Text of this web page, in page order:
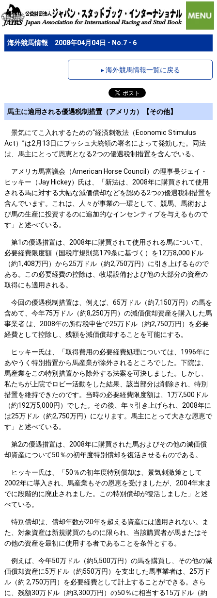
海外競馬情報 2008年04月04日 - No.7 - 6
▸ 海外競馬情報一覧に戻る
馬主に適用される優遇税制措置（アメリカ）【その他】
景気にてこ入れするための“経済刺激法（Economic Stimulus
Act）”は2月13日にブッシュ大統領の署名によって発効した。同法
は、馬主にとって恩恵となる2つの優遇税制措置を含んでいる。
アメリカ馬審議会（American Horse Council）の理事長ジェイ・
ヒッキー（Jay Hickey）氏は、「新法は、2008年に購買されて使用
される馬に対する大幅な減価償却などを認める2つの優遇税制措置を
含んでいます。これは、人々が事業の一環として、競馬、馬術およ
び馬の生産に投資するのに追加的なインセンティブを与えるもので
す」と述べている。
第1の優遇措置は、2008年に購買されて使用される馬について、
必要経費限度額（国税庁規則第179条に基づく）を12万8,000ドル
（約1,408万円）から25万ドル（約2,750万円）に引き上げるもので
ある。この必要経費の控除は、牧場設備および他の大部分の資産の
取得にも適用される。
今回の優遇税制措置は、例えば、65万ドル（約7,150万円）の馬を
含めて、今年75万ドル（約8,250万円）の減価償却資産を購入した馬
事業者 は、2008年の所得税申告で25万ドル（約2,750万円）を必要
経費として控除し、残額を減価償却することを可能にする。
ヒッキー氏は、「取得費用の必要経費処理については、1996年に
あやうく特別措置から馬産業が除外されるところでした。下院は、
馬産業をこの特別措置から除外する法案を可決しました。しかし、
私たちが上院でロビー活動をした結果、該当部分は削除され、特別
措置を維持できたのです。当時の必要経費限度額は、1万7,500ドル
（約192万5,000円）でした。その後、年々引き上げられ、2008年に
は25万ドル（約2,750万円）になります。馬主にとって大きな恩恵で
す」と述べている。
第2の優遇措置は、2008年に購買された馬およびその他の減価償
却資産について50％の初年度特別償却を復活させるものである。
ヒッキー氏は、「50％の初年度特別償却は、景気刺激策として
2002年に導入され、馬産業もその恩恵を受けましたが、2004年末ま
でに段階的に廃止されました。この特別償却が復活しました」と述
べている。
特別償却は、償却年数が20年を超える資産には適用されない。ま
た、対象資産は新規購買のものに限られ、当該購買者が馬またはそ
の他の資産を最初に使用する者であることを条件とする。
例えば、今年50万ドル（約5,500万円）の馬を購買し、その他の減
価償却資産に5万ドル（約550万円）を支出した馬事業者は、25万ド
ル（約 2,750万円）を必要経費として計上することができる。さら
に、残額30万ドル（約3,300万円）の50％に相当する15万ドル（約